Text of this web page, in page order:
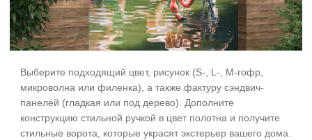
Выберите подходящий цвет, рисунок (S-, L-, M-гофр,
микроволна или филенка), а также фактуру сэндвич-
панелей (гладкая или под дерево). Дополните
конструкцию стильной ручкой в цвет полотна и получите
стильные ворота, которые украсят экстерьер вашего дома.